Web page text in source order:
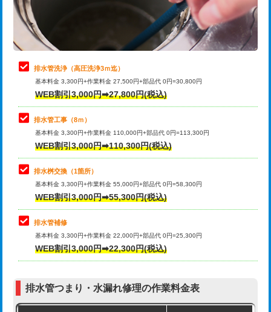
業）
排水管工事（排水管工事/3ｍまで） 55,000円
排水管工事（追加 排水管工事/3ｍ超
え）
マス交換（土の掘削・埋め戻し作業）
マス交換（深さ50㎝未満）
マス交換（深さ50㎝以上）
コンクリート斫り（厚さ10㎝まで）
コンクリート斫り（厚さ10㎝超え）
モルタル補修（厚さ10㎝まで）
モルタル補修（厚さ10㎝超え）
追加人工 16,500円
止水・漏水調査・防水処理・清掃・修
理・調整・分解・加工など（軽作業）
11,000円
止水・漏水調査・防水処理・清掃・修
理・調整・分解・加工など（中作業）
22,000円
止水・漏水調査・防水処理・清掃・修
理・調整・分解・加工など（重作業）
33,000円
その他部品の脱着
交換・取付（タンク）
交換・取付(単水栓（壁付・デッキ
式）)
交換・取付(混合水栓（壁付・デッキ
式・ワンホール）)
16,500円+材料費
交換・取付(排水栓・排水トラップ
交換・取付（その他部品） 11,000円+材料費
持込商品取付（単水栓） 13,200円
排水管洗浄（高圧洗浄3ｍ迄）
基本料金 3,300円+作業料金 27,500円+部品代 0円=30,800円
WEB割引3,000円➡27,800円(税込)
排水管工事（8ｍ）
基本料金 3,300円+作業料金 110,000円+部品代 0円=113,300円
WEB割引3,000円➡110,300円(税込)
排水桝交換（1箇所）
基本料金 3,300円+作業料金 55,000円+部品代 0円=58,300円
WEB割引3,000円➡55,300円(税込)
排水管補修
基本料金 3,300円+作業料金 22,000円+部品代 0円=25,300円
WEB割引3,000円➡22,300円(税込)
排水管つまり・水漏れ修理の作業料金表